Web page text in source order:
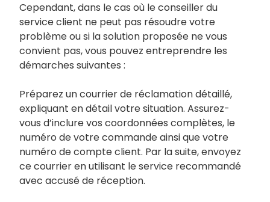
Cependant, dans le cas où le conseiller du
service client ne peut pas résoudre votre
problème ou si la solution proposée ne vous
convient pas, vous pouvez entreprendre les
démarches suivantes :
Préparez un courrier de réclamation détaillé,
expliquant en détail votre situation. Assurez-
vous d’inclure vos coordonnées complètes, le
numéro de votre commande ainsi que votre
numéro de compte client. Par la suite, envoyez
ce courrier en utilisant le service recommandé
avec accusé de réception.